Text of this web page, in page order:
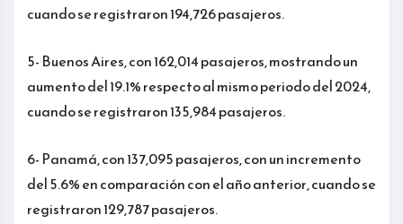
cuando se registraron 194,726 pasajeros.
5- Buenos Aires, con 162,014 pasajeros, mostrando un
aumento del 19.1% respecto al mismo periodo del 2024,
cuando se registraron 135,984 pasajeros.
6- Panamá, con 137,095 pasajeros, con un incremento
del 5.6% en comparación con el año anterior, cuando se
registraron 129,787 pasajeros.